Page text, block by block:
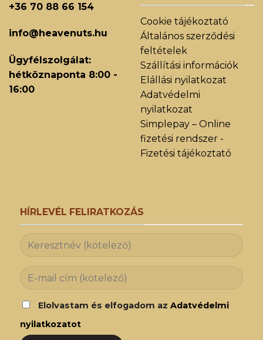
+36 70 88 66 154
info@heavenuts.hu
Ügyfélszolgálat:
hétköznaponta 8:00 -
16:00
Cookie tájékoztató
Általános szerződési
feltételek
Szállítási információk
Elállási nyilatkozat
Adatvédelmi
nyilatkozat
Simplepay – Online
fizetési rendszer -
Fizetési tájékoztató
HÍRLEVÉL FELIRATKOZÁS
Elolvastam és elfogadom az Adatvédelmi
nyilatkozatot